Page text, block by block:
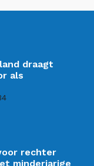
draagt
als
rechter
minderjarige